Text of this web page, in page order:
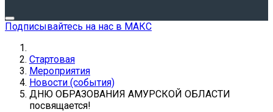
Подписывайтесь на нас в МАКС
Стартовая
Мероприятия
Новости (события)
ДНЮ ОБРАЗОВАНИЯ АМУРСКОЙ ОБЛАСТИ
посвящается!